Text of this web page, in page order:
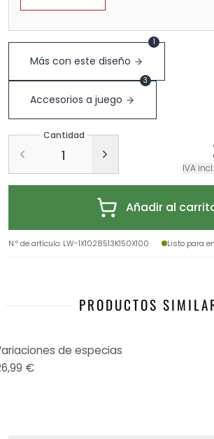
Más con este diseño
1
Accesorios a juego
3
Cantidad
IVA
Añadir al
N.º de artículo: LW-1X1028513K150X100 Listo para
PRODUCTOS
de especias
€